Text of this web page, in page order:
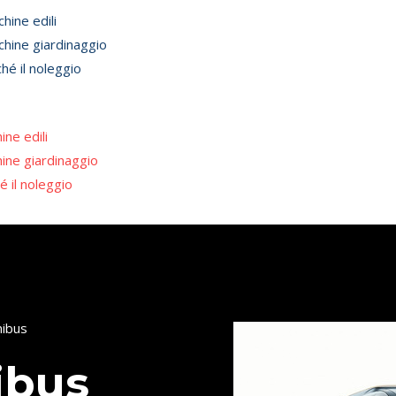
edili
giardinaggio
il noleggio
edili
giardinaggio
il noleggio